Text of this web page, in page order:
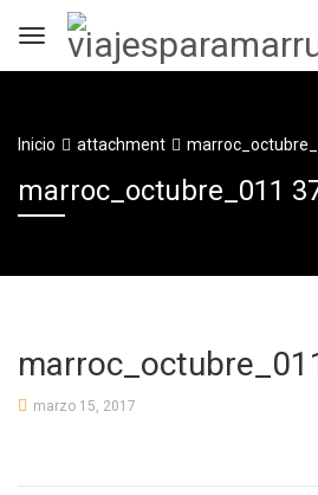
Inicio attachment
marroc_octubre_011
marzo 15, 2017